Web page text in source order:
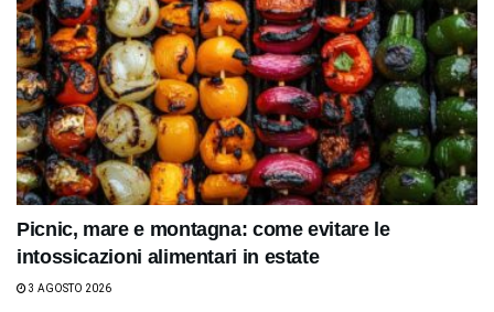
Picnic, mare e montagna: come evitare le
intossicazioni alimentari in estate
3 AGOSTO 2026